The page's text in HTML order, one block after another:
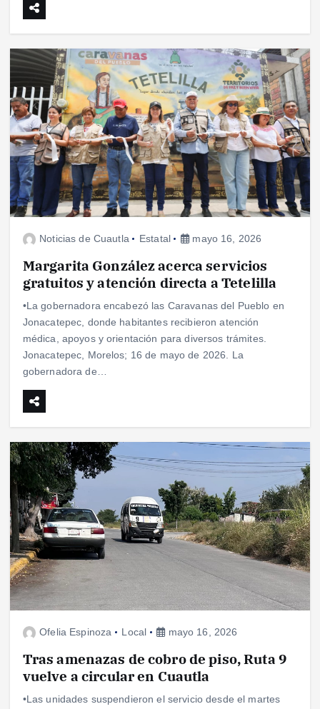
Noticias de Cuautla Estatal mayo 16, 2026
Margarita González acerca servicios
gratuitos y atención directa a Tetelilla
•La gobernadora encabezó las Caravanas del Pueblo en
Jonacatepec, donde habitantes recibieron atención
médica, apoyos y orientación para diversos trámites.
Jonacatepec, Morelos; 16 de mayo de 2026. La
gobernadora de…
Ofelia Espinoza Local mayo 16, 2026
Tras amenazas de cobro de piso, Ruta 9
vuelve a circular en Cuautla
•Las unidades suspendieron el servicio desde el martes